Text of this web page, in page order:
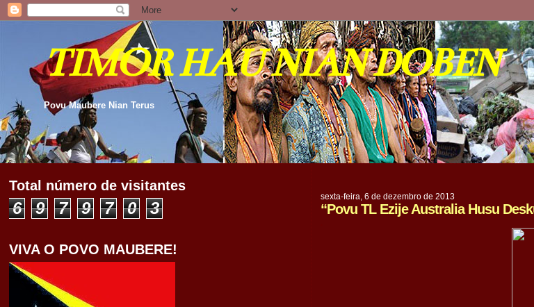
TIMOR HAU NIAN DOBEN
Povu Maubere Nian Terus
sexta-feira, 6 de dezembro de 2013
“Povu TL Ezije Australia Husu
Total número de visitantes
6 9 7 9 7 0 3
VIVA O POVO MAUBERE!